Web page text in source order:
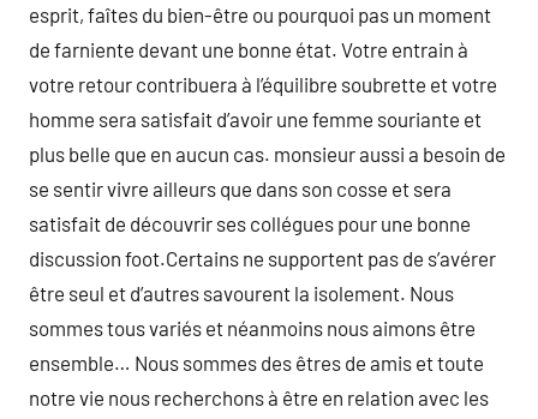
esprit, faîtes du bien-être ou pourquoi pas un moment
de farniente devant une bonne état. Votre entrain à
votre retour contribuera à l’équilibre soubrette et votre
homme sera satisfait d’avoir une femme souriante et
plus belle que en aucun cas. monsieur aussi a besoin de
se sentir vivre ailleurs que dans son cosse et sera
satisfait de découvrir ses collégues pour une bonne
discussion foot.Certains ne supportent pas de s’avérer
être seul et d’autres savourent la isolement. Nous
sommes tous variés et néanmoins nous aimons être
ensemble… Nous sommes des êtres de amis et toute
notre vie nous recherchons à être en relation avec les